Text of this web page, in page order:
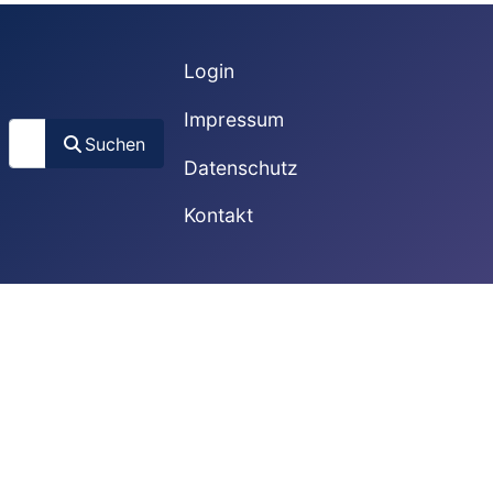
Suchen
Suchen
Login
Impressum
Datenschutz
Kontakt